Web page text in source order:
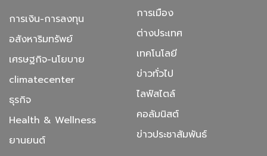
การเงิน-การลงทุน
อสังหาริมทรัพย์
เศรษฐกิจ-นโยบาย
climatecenter
ธุรกิจ
Health & Wellness
ยานยนต์
การเมือง
ต่างประเทศ
เทคโนโลยี
ข่าวทั่วไป
ไลฟ์สไตล์
คอลัมนิสต์
ข่าวประชาสัมพันธ์